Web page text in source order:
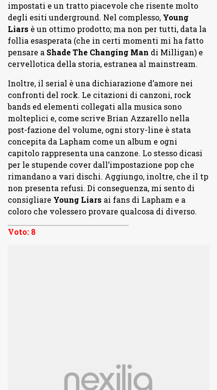
impostati e un tratto piacevole che risente molto
degli esiti underground. Nel complesso, Young
Liars è un ottimo prodotto; ma non per tutti, data la
follia esasperata (che in certi momenti mi ha fatto
pensare a Shade The Changing Man di Milligan) e
cervellotica della storia, estranea al mainstream.
Inoltre, il serial è una dichiarazione d’amore nei
confronti del rock. Le citazioni di canzoni, rock
bands ed elementi collegati alla musica sono
molteplici e, come scrive Brian Azzarello nella
post-fazione del volume, ogni story-line è stata
concepita da Lapham come un album e ogni
capitolo rappresenta una canzone. Lo stesso dicasi
per le stupende cover dall’impostazione pop che
rimandano a vari dischi. Aggiungo, inoltre, che il tp
non presenta refusi. Di conseguenza, mi sento di
consigliare Young Liars ai fans di Lapham e a
coloro che volessero provare qualcosa di diverso.
Voto: 8